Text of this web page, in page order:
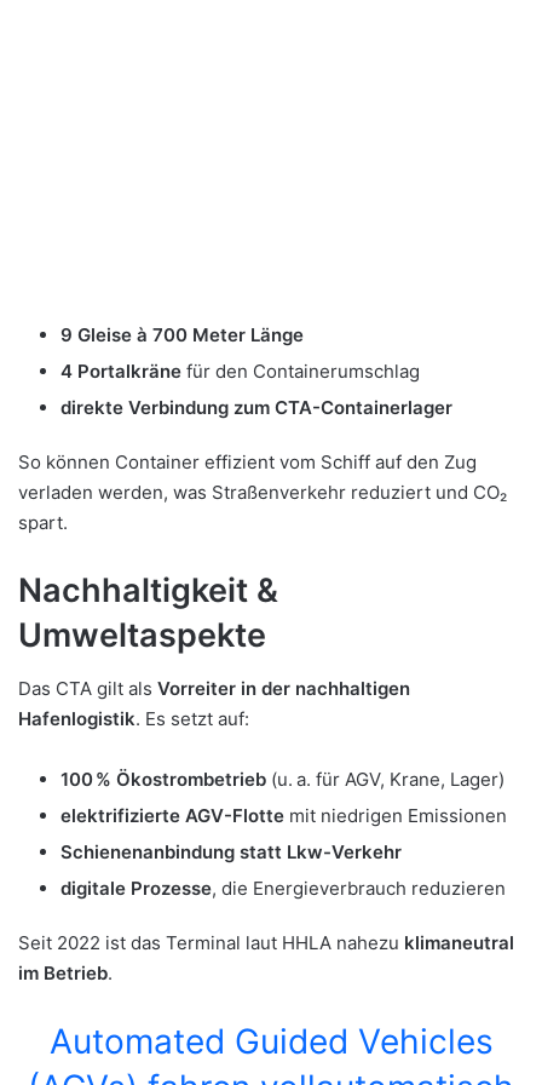
9 Gleise à 700 Meter Länge
4 Portalkräne für den Containerumschlag
direkte Verbindung zum CTA-Containerlager
So können Container effizient vom Schiff auf den Zug
verladen werden, was Straßenverkehr reduziert und CO₂
spart.
Nachhaltigkeit &
Umweltaspekte
Das CTA gilt als Vorreiter in der nachhaltigen
Hafenlogistik. Es setzt auf:
100 % Ökostrombetrieb (u. a. für AGV, Krane, Lager)
elektrifizierte AGV-Flotte mit niedrigen Emissionen
Schienenanbindung statt Lkw-Verkehr
digitale Prozesse, die Energieverbrauch reduzieren
Seit 2022 ist das Terminal laut HHLA nahezu klimaneutral
im Betrieb.
Automated Guided Vehicles